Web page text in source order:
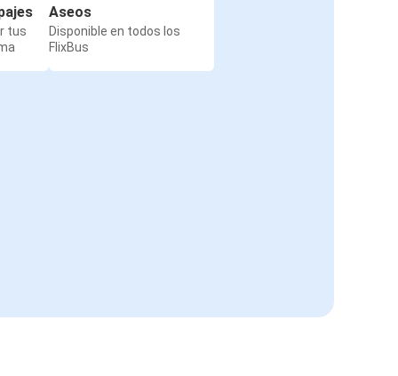
tus
Aseos
Disponible en todos los
FlixBus